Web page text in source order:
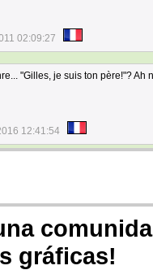
02:09:27
"Gilles, je suis ton père!"? Ah
12:41:54
gráficas!